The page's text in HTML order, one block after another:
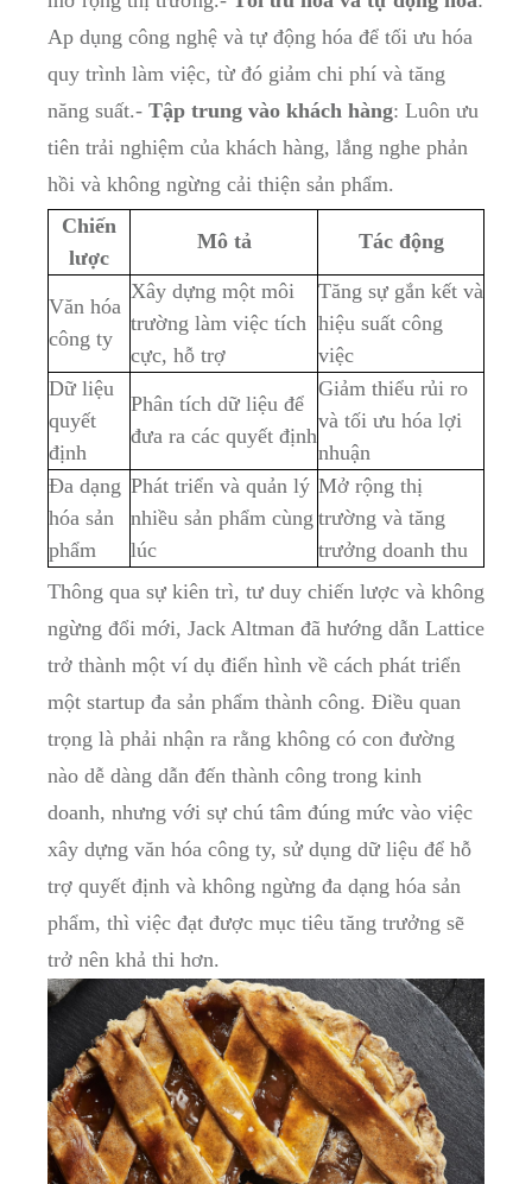
Ap dụng công nghệ ​và tự động hóa để tối ưu hóa
quy ⁣trình ‍làm việc,‌ từ‍ đó giảm chi phí và tăng
⁣năng suất.-‌ Tập trung vào ​khách hàng: ⁢Luôn ưu
tiên​ trải nghiệm của ⁤khách hàng,‍ lắng nghe ‌phản
hồi và không ngừng cải thiện‌ sản phẩm.
Chiến
lược
Mô​ tả Tác động
Văn hóa⁤
công ty
Xây dựng một môi
trường ⁢làm việc⁢ tích
‍cực, hỗ trợ
Tăng sự gắn kết và
hiệu suất⁤ công‌
việc
Dữ liệu
quyết
định
Phân tích dữ⁤ liệu để
đưa ra⁢ các quyết ⁢định
Giảm thiểu‌ rủi ro
và⁤ tối ưu ​hóa lợi
nhuận
Đa dạng
hóa sản
phẩm
Phát triển và quản lý
nhiều sản phẩm cùng
⁤lúc
Mở rộng ⁤thị‍
trường⁤ và tăng
trưởng doanh thu
Thông qua‌ sự⁢ kiên ⁢trì, tư duy ⁤chiến lược⁣ và không
ngừng ⁤đổi ⁢mới, Jack ⁣Altman‍ đã ⁤hướng​ dẫn Lattice
trở thành một⁣ ví dụ điển ‌hình về cách phát triển
một startup đa sản phẩm thành công. ‌Điều quan
trọng là phải ⁣nhận ra rằng không có con đường
nào⁣ dễ dàng ‌dẫn đến ⁤thành công trong kinh
doanh, nhưng với sự chú tâm đúng mức vào việc
xây ‌dựng ⁣văn hóa công⁤ ty, sử dụng ⁣dữ liệu ⁣để hỗ‍
trợ‌ quyết ⁣định và không ngừng⁤ đa ⁣dạng ⁢hóa‍ sản
phẩm, thì việc đạt được mục ​tiêu tăng trưởng ⁤sẽ
trở nên khả thi ‍hơn.